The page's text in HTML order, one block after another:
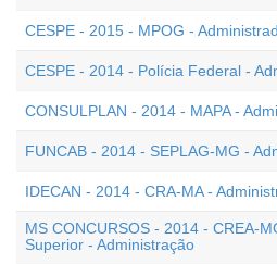
CESPE - 2015 - MPOG -
CESPE - 2014 - Polícia Federal -
CONSULPLAN - 2014 - MAPA -
FUNCAB - 2014 - SEPLAG-MG -
IDECAN - 2014 - CRA-MA -
MS CONCURSOS - 2014 - CREA-
Superior - Administração